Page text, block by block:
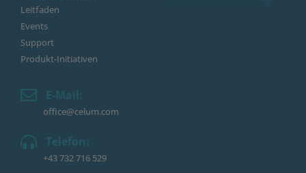
Leitfaden
Events
Support
Produkt-Initiativen
E-Mail:
office@celum.com
Telefon:
+43 732 716 529